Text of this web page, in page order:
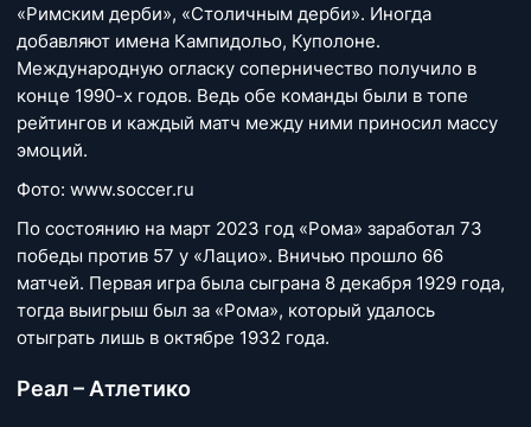
«Римским дерби», «Столичным дерби». Иногда
добавляют имена Кампидольо, Куполоне.
Международную огласку соперничество получило в
конце 1990-х годов. Ведь обе команды были в топе
рейтингов и каждый матч между ними приносил массу
эмоций.
Фото: www.soccer.ru
По состоянию на март 2023 год «Рома» заработал 73
победы против 57 у «Лацио». Вничью прошло 66
матчей. Первая игра была сыграна 8 декабря 1929 года,
тогда выигрыш был за «Рома», который удалось
отыграть лишь в октябре 1932 года.
Реал – Атлетико